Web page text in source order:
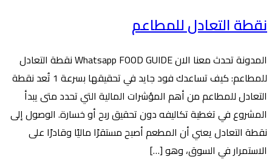
نقطة التعادل للمطاعم
المدونة تحدث معنا الان Whatsapp FOOD GUIDE نقطة التعادل
للمطاعم: كيف تساعدك فود جايد في تحقيقها بسرعة 1 تُعد نقطة
التعادل للمطاعم من أهم المؤشرات المالية التي تحدد متى يبدأ
المشروع في تغطية تكاليفه دون تحقيق ربح أو خسارة. الوصول إلى
نقطة التعادل يعني أن المطعم أصبح مستقرًا ماليًا وقادرًا على
الاستمرار في السوق، وهو […]